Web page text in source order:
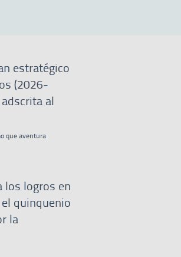
estratégico
(2026-
al
que aventura
los logros en
quinquenio
la